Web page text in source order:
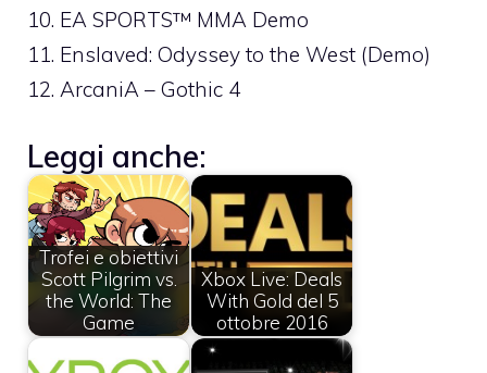
10. EA SPORTS™ MMA Demo
11. Enslaved: Odyssey to the West (Demo)
12. ArcaniA – Gothic 4
Leggi anche:
Trofei e obiettivi
Scott Pilgrim vs.
the World: The
Game
Xbox Live: Deals
With Gold del 5
ottobre 2016